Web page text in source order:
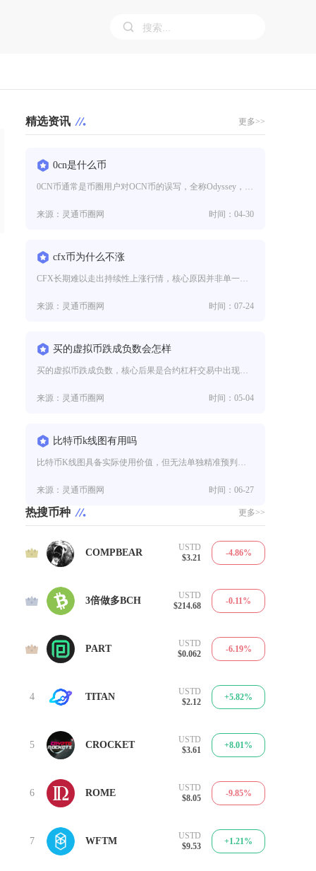
精选资讯 更多>>
0cn是什么币
0CN币通常是币圈用户对OCN币的误写，全称Odyssey，简称OCN，是基于以太坊发行的ERC-20代币，由东南亚与欧
来源：灵通币圈网 时间：04-30
cfx币为什么不涨
CFX长期难以走出持续性上涨行情，核心原因并非单一利空，而是代币通胀压力、生态落地不及预期、筹码结构承压、叙事兑现周期拉
来源：灵通币圈网 时间：07-24
买的虚拟币跌成负数会怎样
买的虚拟币跌成负数，核心后果是合约杠杆交易中出现穿仓，现货不会真正负价但会趋近归零，主流平台通常由保险基金与自动减仓兜底
来源：灵通币圈网 时间：05-04
比特币k线图有用吗
比特币K线图具备实际使用价值，但无法单独精准预判价格涨跌，是币圈交易者不可或缺的辅助分析工具，合理搭配周期、量能与风控规
来源：灵通币圈网 时间：06-27
热搜币种 更多>>
1 COMPBEAR
USTD
$3.21
-4.86%
2 3倍做多BCH
USTD
$214.68
-0.11%
3 PART
USTD
$0.062
-6.19%
4 TITAN
USTD
$2.12
+5.82%
5 CROCKET
USTD
$3.61
+8.01%
6 ROME
USTD
$8.05
-9.85%
7 WFTM
USTD
$9.53
+1.21%